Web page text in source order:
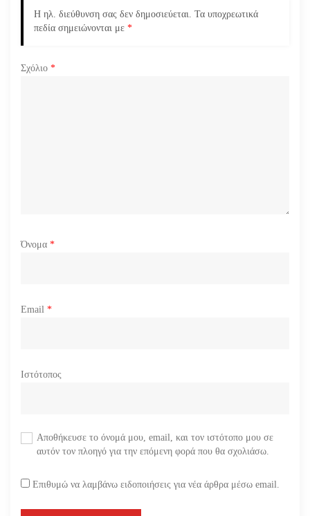
ρ
θ
Η ηλ. διεύθυνση σας δεν δημοσιεύεται. Τα υποχρεωτικά
πεδία σημειώνονται με *
Σχόλιο *
Όνομα *
Email *
Ιστότοπος
Αποθήκευσε το όνομά μου, email, και τον ιστότοπο μου σε
αυτόν τον πλοηγό για την επόμενη φορά που θα σχολιάσω.
Επιθυμώ να λαμβάνω ειδοποιήσεις για νέα άρθρα μέσω email.